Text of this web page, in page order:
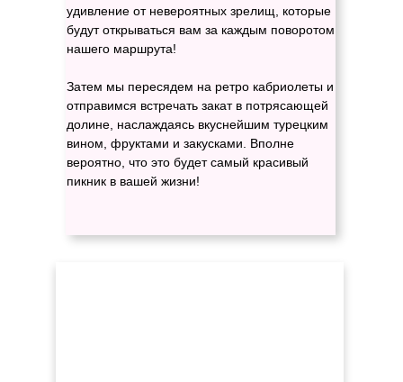
удивление от невероятных зрелищ, которые
будут открываться вам за каждым поворотом
нашего маршрута!
Затем мы пересядем на ретро кабриолеты и
отправимся встречать закат в потрясающей
долине, наслаждаясь вкуснейшим турецким
вином, фруктами и закусками. Вполне
вероятно, что это будет самый красивый
пикник в вашей жизни!